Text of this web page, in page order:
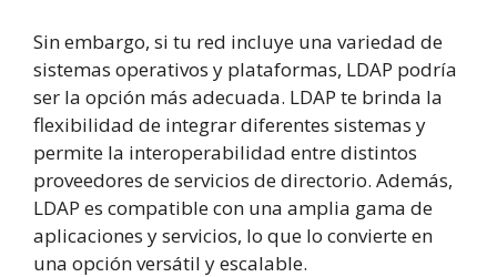
Sin embargo, si tu red incluye una variedad de
sistemas operativos y plataformas, LDAP podría
ser la opción más adecuada. LDAP te brinda la
flexibilidad de integrar diferentes sistemas y
permite la interoperabilidad entre distintos
proveedores de servicios de directorio. Además,
LDAP es compatible con una amplia gama de
aplicaciones y servicios, lo que lo convierte en
una opción versátil y escalable.